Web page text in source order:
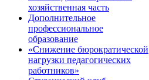
хозяйственная часть
Дополнительное
профессиональное
образование
«Снижение бюрократической
нагрузки педагогических
работников»